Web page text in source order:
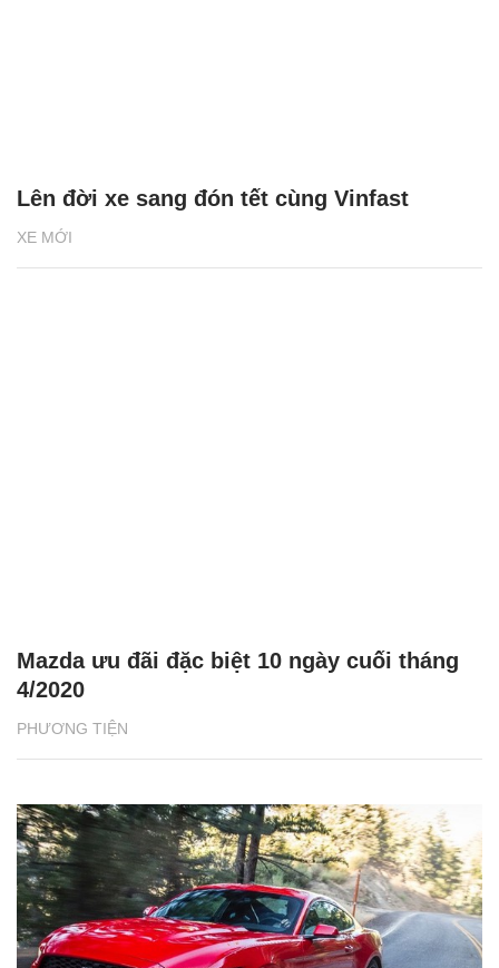
XE MỚI
Lên đời xe sang đón tết cùng Vinfast
PHƯƠNG TIỆN
Mazda ưu đãi đặc biệt 10 ngày cuối tháng
4/2020